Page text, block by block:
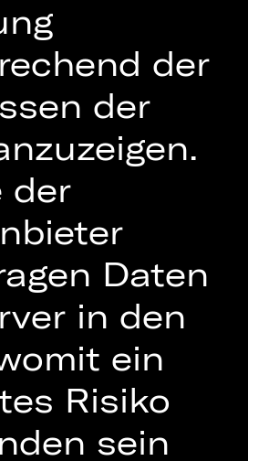
Nürnberg
Sie unserem
Mitglied der
Nürnberg.
der
der
der
Daten
in den
ein
Risiko
sein